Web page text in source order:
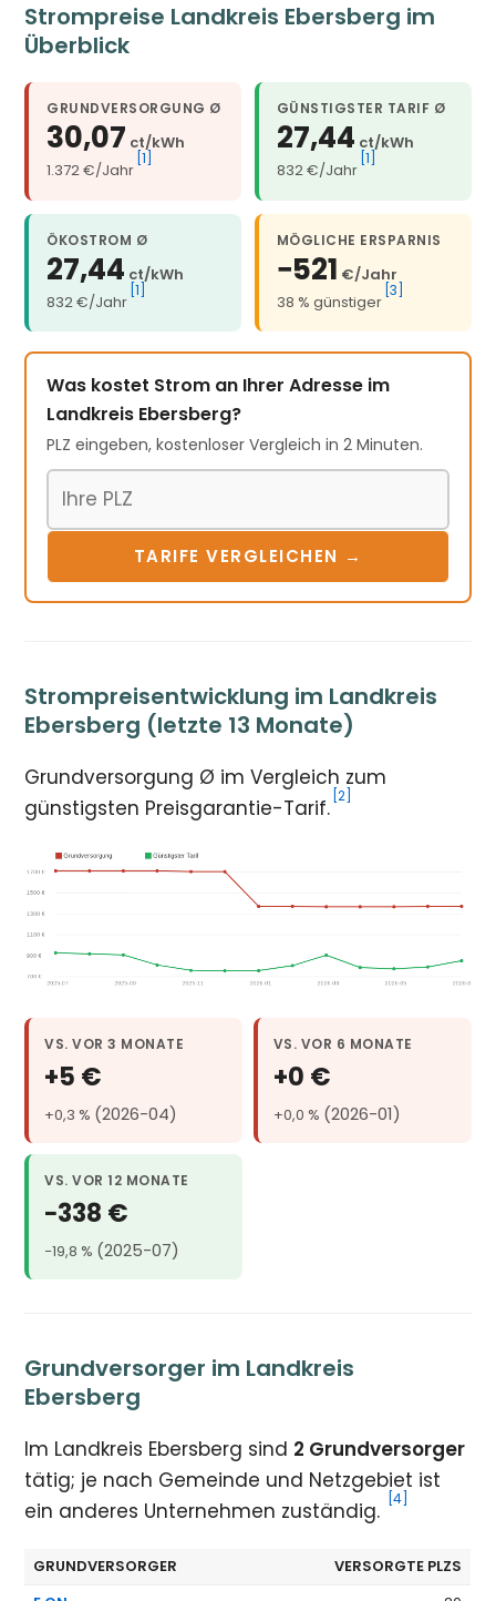
Strompreise Landkreis Ebersberg im
Überblick
GRUNDVERSORGUNG Ø
30,07 ct/kWh
1.372 €/Jahr
[1]
GÜNSTIGSTER TARIF Ø
27,44 ct/kWh
832 €/Jahr
[1]
ÖKOSTROM Ø
27,44 ct/kWh
832 €/Jahr
[1]
MÖGLICHE ERSPARNIS
−521 €/Jahr
38 % günstiger
[3]
Was kostet Strom an Ihrer Adresse im
Landkreis Ebersberg?
PLZ eingeben, kostenloser Vergleich in 2 Minuten.
TARIFE VERGLEICHEN →
Strompreisentwicklung im Landkreis
Ebersberg (letzte 13 Monate)
Grundversorgung Ø im Vergleich zum
günstigsten Preisgarantie-Tarif. [2]
VS. VOR 3 MONATE
+5 €
+0,3 % (2026-04)
VS. VOR 6 MONATE
+0 €
+0,0 % (2026-01)
VS. VOR 12 MONATE
−338 €
−19,8 % (2025-07)
Grundversorger im Landkreis
Ebersberg
Im Landkreis Ebersberg sind 2 Grundversorger
tätig; je nach Gemeinde und Netzgebiet ist
ein anderes Unternehmen zuständig.
[4]
GRUNDVERSORGER
VERSORGTE PLZS